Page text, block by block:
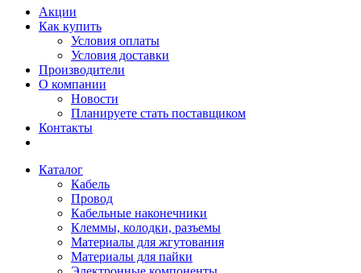
Акции
Как купить
Условия оплаты
Условия доставки
Производители
О компании
Новости
Планируете стать поставщиком
Контакты
Каталог
Кабель
Провод
Кабельные наконечники
Клеммы, колодки, разъемы
Материалы для жгутования
Материалы для пайки